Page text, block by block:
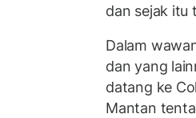
dan sejak itu
Dalam
dan yang
datang ke
Mantan